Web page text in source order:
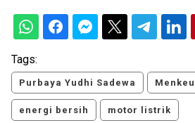
Tags:
Purbaya Yudhi Sadewa Menkeu
energi bersih motor listrik